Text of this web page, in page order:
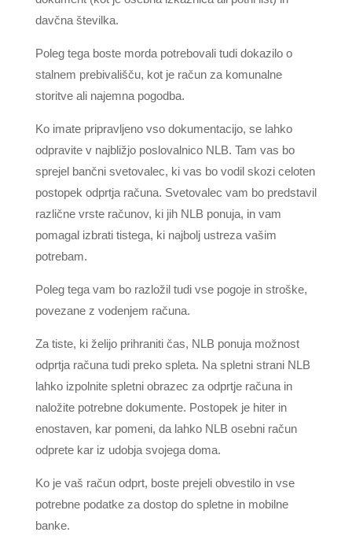
davčna številka.
Poleg tega boste morda potrebovali tudi dokazilo o
stalnem prebivališču, kot je račun za komunalne
storitve ali najemna pogodba.
Ko imate pripravljeno vso dokumentacijo, se lahko
odpravite v najbližjo poslovalnico NLB. Tam vas bo
sprejel bančni svetovalec, ki vas bo vodil skozi celoten
postopek odprtja računa. Svetovalec vam bo predstavil
različne vrste računov, ki jih NLB ponuja, in vam
pomagal izbrati tistega, ki najbolj ustreza vašim
potrebam.
Poleg tega vam bo razložil tudi vse pogoje in stroške,
povezane z vodenjem računa.
Za tiste, ki želijo prihraniti čas, NLB ponuja možnost
odprtja računa tudi preko spleta. Na spletni strani NLB
lahko izpolnite spletni obrazec za odprtje računa in
naložite potrebne dokumente. Postopek je hiter in
enostaven, kar pomeni, da lahko NLB osebni račun
odprete kar iz udobja svojega doma.
Ko je vaš račun odprt, boste prejeli obvestilo in vse
potrebne podatke za dostop do spletne in mobilne
banke.